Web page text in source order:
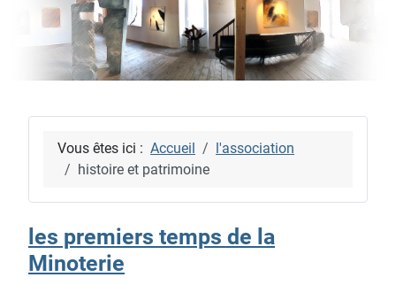
Vous êtes ici : Accueil
l'association
histoire et patrimoine
les premiers temps de la
Minoterie